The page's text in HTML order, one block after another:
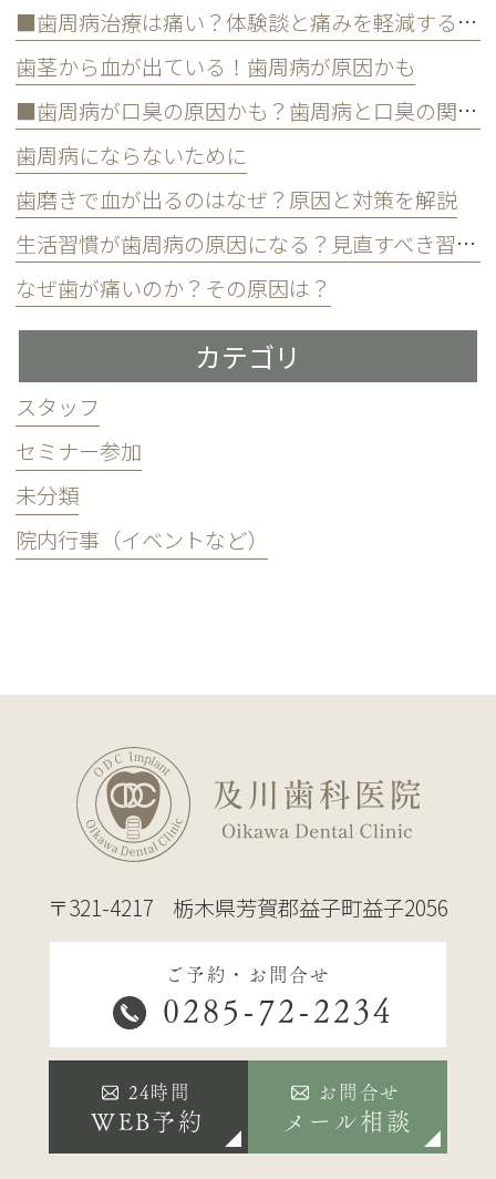
■歯周病治療は痛い？体験談と痛みを軽減する方法
歯茎から血が出ている！歯周病が原因かも
■歯周病が口臭の原因かも？歯周病と口臭の関係について
歯周病にならないために
歯磨きで血が出るのはなぜ？原因と対策を解説
生活習慣が歯周病の原因になる？見直すべき習慣とは？
なぜ歯が痛いのか？その原因は？
カテゴリ
スタッフ
セミナー参加
未分類
院内行事（イベントなど）
〒321-4217 栃木県芳賀郡益子町益子2056
ご予約・お問合せ
0285-72-2234
24時間
WEB予約
お問合せ
メール相談